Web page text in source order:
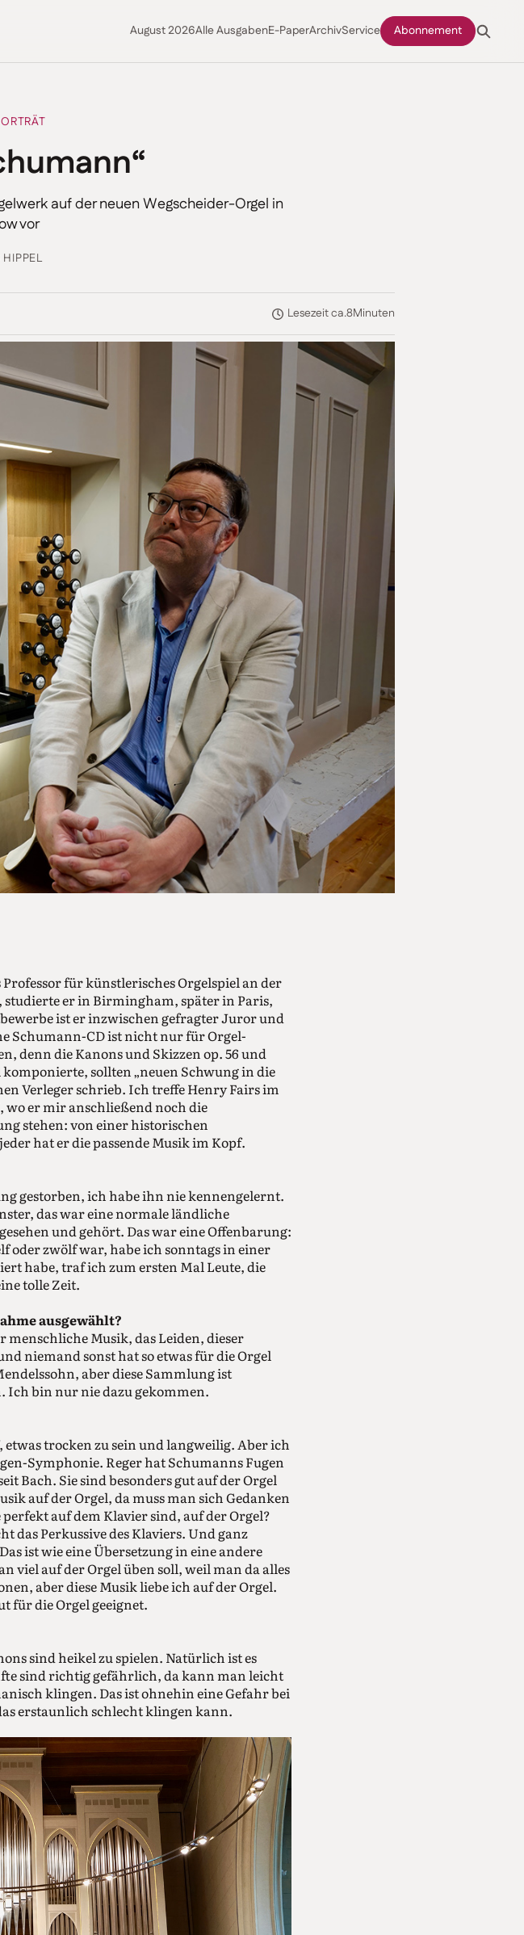
August 2026Alle AusgabenE-PaperArchivService Abonnement
auf der neuen Wegscheider-Orgel in
vor
Lesezeit ca.8Minuten
für künstlerisches Orgelspiel an der
er in Birmingham, später in Paris,
ist er inzwischen gefragter Juror und
Schumann-CD ist nicht nur für Orgel-
denn die Kanons und Skizzen op. 56 und
sollten „neuen Schwung in die
Verleger schrieb. Ich treffe Henry Fairs im
wo er mir anschließend noch die
stehen: von einer historischen
hat er die passende Musik im Kopf.
gestorben, ich habe ihn nie kennengelernt.
das war eine normale ländliche
und gehört. Das war eine Offenbarung:
oder zwölf war, habe ich sonntags in einer
habe, traf ich zum ersten Mal Leute, die
tolle Zeit.
ausgewählt?
Musik, das Leiden, dieser
niemand sonst hat so etwas für die Orgel
aber diese Sammlung ist
Ich bin nur nie dazu gekommen.
etwas trocken zu sein und langweilig. Aber ich
Symphonie. Reger hat Schumanns Fugen
Bach. Sie sind besonders gut auf der Orgel
auf der Orgel, da muss man sich Gedanken
auf dem Klavier sind, auf der Orgel?
das Perkussive des Klaviers. Und ganz
ist wie eine Übersetzung in eine andere
viel auf der Orgel üben soll, weil man da alles
aber diese Musik liebe ich auf der Orgel.
für die Orgel geeignet.
sind heikel zu spielen. Natürlich ist es
sind richtig gefährlich, da kann man leicht
klingen. Das ist ohnehin eine Gefahr bei
erstaunlich schlecht klingen kann.